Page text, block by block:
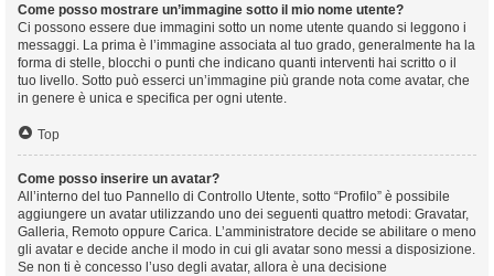
Come posso mostrare un’immagine sotto il mio nome utente?
Ci possono essere due immagini sotto un nome utente quando si leggono i
messaggi. La prima è l’immagine associata al tuo grado, generalmente ha la
forma di stelle, blocchi o punti che indicano quanti interventi hai scritto o il
tuo livello. Sotto può esserci un’immagine più grande nota come avatar, che
in genere è unica e specifica per ogni utente.
Top
Come posso inserire un avatar?
All’interno del tuo Pannello di Controllo Utente, sotto “Profilo” è possibile
aggiungere un avatar utilizzando uno dei seguenti quattro metodi: Gravatar,
Galleria, Remoto oppure Carica. L’amministratore decide se abilitare o meno
gli avatar e decide anche il modo in cui gli avatar sono messi a disposizione.
Se non ti è concesso l’uso degli avatar, allora è una decisione